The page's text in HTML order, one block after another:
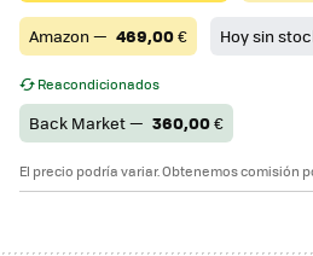
Amazon — 469,00€ Hoy sin
Reacondicionados
Back Market — 360,00€
El precio podría variar. Obtenemos comisión